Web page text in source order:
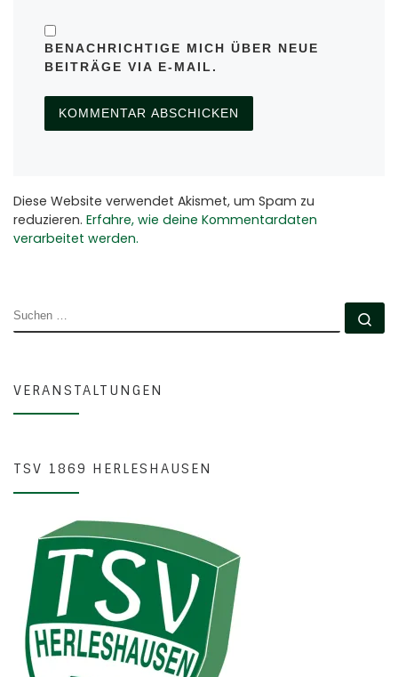
BENACHRICHTIGE MICH ÜBER NEUE
BEITRÄGE VIA E-MAIL.
Diese Website verwendet Akismet, um Spam zu
reduzieren. Erfahre, wie deine Kommentardaten
verarbeitet werden.
SUCHE
VERANSTALTUNGEN
TSV 1869 HERLESHAUSEN